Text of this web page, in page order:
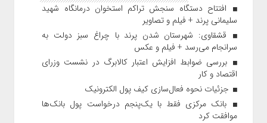
افتتاح دستگاه سنجش تراکم استخوان درمانگاه شهید
سلیمانی پرند + فیلم و تصاویر
قشقاوی: شهرستان شدن پرند با چراغ سبز دولت به
سرانجام می‌رسد + فیلم و عکس
بررسی ضوابط افزایش اعتبار کالابرگ در نشست وزرای
اقتصاد و کار
جزئیات نحوه فعال‌سازی کیف پول الکترونیک
بانک مرکزی فقط با یک‌‎پنجم درخواست پول بانک‌ها
موافقت کرد